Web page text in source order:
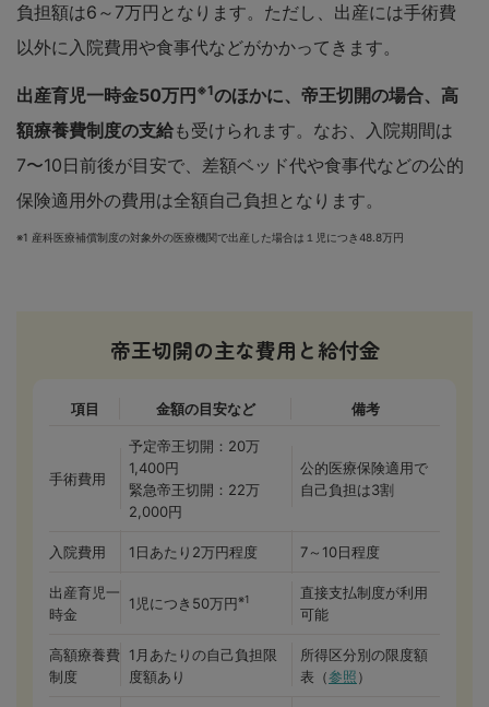
負担額は6～7万円となります。ただし、出産には手術費
以外に入院費用や食事代などがかかってきます。
出産育児一時金50万円 ※1のほかに、帝王切開の場合、高
額療養費制度の支給も受けられます。なお、入院期間は
7〜10日前後が目安で、差額ベッド代や食事代などの公的
保険適用外の費用は全額自己負担となります。
※1 産科医療補償制度の対象外の医療機関で出産した場合は１児につき48.8万円
帝王切開の主な費用と給付金
項目 金額の目安など 備考
手術費用
予定帝王切開：20万
1,400円
緊急帝王切開：22万
2,000円
公的医療保険適用で
自己負担は3割
入院費用 1日あたり2万円程度 7～10日程度
出産育児一
時金
1児につき50万円※1
直接支払制度が利用
可能
高額療養費
制度
1月あたりの自己負担限
度額あり
所得区分別の限度額
表（参照）